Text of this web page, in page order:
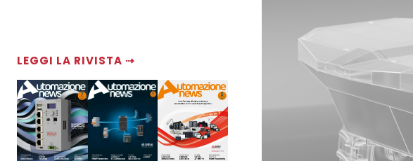
LEGGI LA RIVISTA ⇢